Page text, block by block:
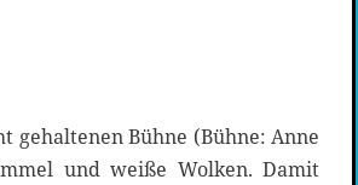
Bühne (Bühne: Anne
und weiße Wolken. Damit